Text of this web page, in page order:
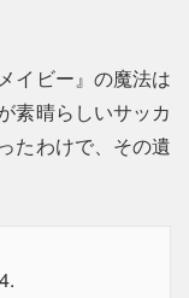
イビー』の魔法は
素晴らしいサッカ
たわけで、その遺